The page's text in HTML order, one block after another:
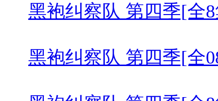
黑袍纠察队 第四季[全8
黑袍纠察队 第四季[全